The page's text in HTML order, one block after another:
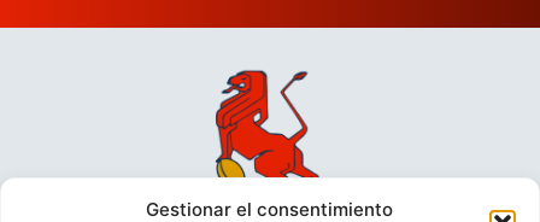
Gestionar el consentimiento